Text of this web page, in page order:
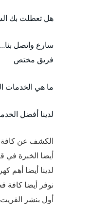
هل تعطلت بك
سارع واتصل
فريق مختص
ما هي الخدمات
لدينا أفضل
الكشف عن كافة
أيضا الخبرة في
لدينا أيضا أهم
نوفر أيضا كافة
أول بنشر